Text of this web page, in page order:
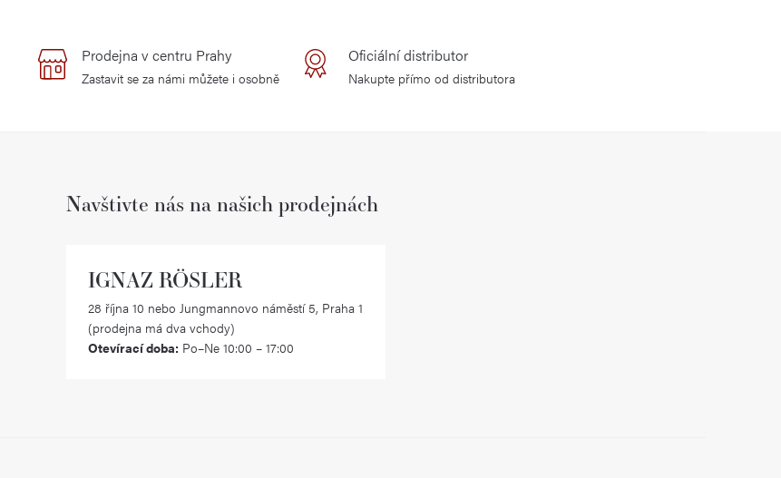
Prodejna v centru Prahy
Zastavit se za námi můžete i osobně
Oficiální distributor
Nakupte přímo od distributora
Navštivte nás na našich prodejnách
IGNAZ RÖSLER
28 října 10 nebo Jungmannovo náměstí 5, Praha 1
(prodejna má dva vchody)
Otevírací doba: Po–Ne 10:00 – 17:00